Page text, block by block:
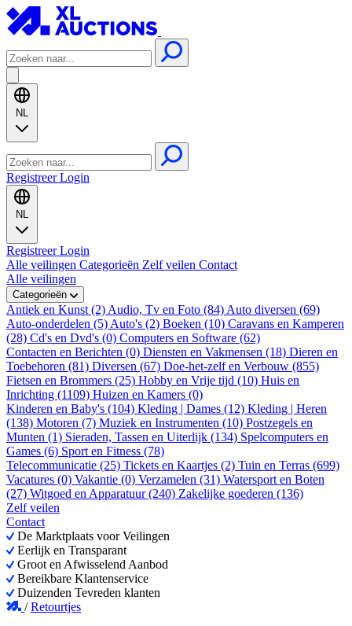
NL
RegistreerLogin
NL
RegistreerLogin
Alle veilingen Categorieën Zelf veilen Contact
Alle veilingen
Categorieën
Antiek en Kunst (2) Audio, Tv en Foto (84) Auto diversen (69)
Auto-onderdelen (5) Auto's (2) Boeken (10) Caravans en Kamperen
(28) Cd's en Dvd's (0) Computers en Software (62)
Contacten en Berichten (0) Diensten en Vakmensen (18) Dieren en
Toebehoren (81) Diversen (67) Doe-het-zelf en Verbouw (855)
Fietsen en Brommers (25) Hobby en Vrije tijd (10) Huis en
Inrichting (1109) Huizen en Kamers (0)
Kinderen en Baby's (104) Kleding | Dames (12) Kleding | Heren
(138) Motoren (7) Muziek en Instrumenten (10) Postzegels en
Munten (1) Sieraden, Tassen en Uiterlijk (134) Spelcomputers en
Games (6) Sport en Fitness (78)
Telecommunicatie (25) Tickets en Kaartjes (2) Tuin en Terras (699)
Vacatures (0) Vakantie (0) Verzamelen (31) Watersport en Boten
(27) Witgoed en Apparatuur (240) Zakelijke goederen (136)
Zelf veilen
Contact
De Marktplaats voor Veilingen
Eerlijk en Transparant
Groot en Afwisselend Aanbod
Bereikbare Klantenservice
Duizenden Tevreden klanten
/Retourtjes